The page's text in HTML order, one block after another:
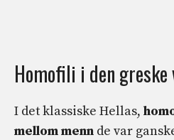
Homofili i den greske
I det klassiske Hellas,
mellom menn de var